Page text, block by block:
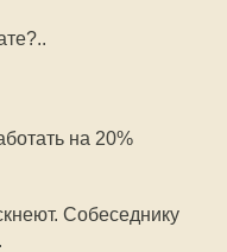
на 20%
Собеседнику